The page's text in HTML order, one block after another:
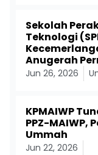
Sekolah
Teknologi
Anugerah
Jun 26, 2026
KPMAIWP
PPZ-MAIWP,
Ummah
Jun 22, 2026